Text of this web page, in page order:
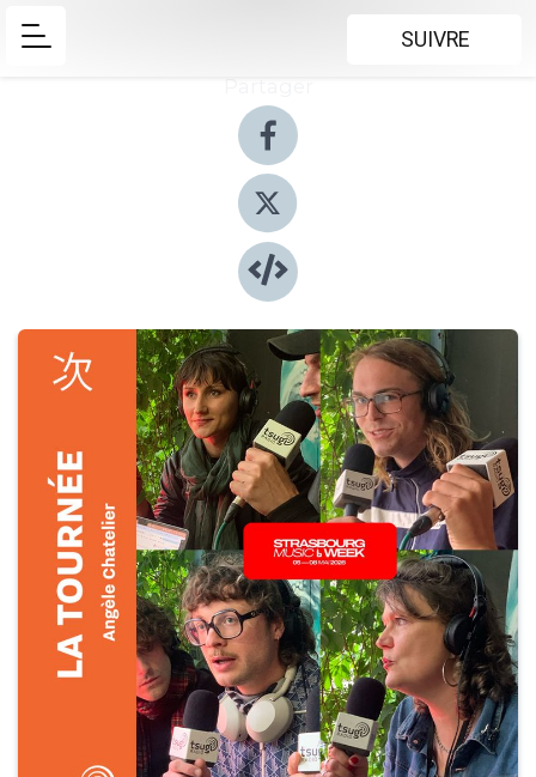
SUIVRE